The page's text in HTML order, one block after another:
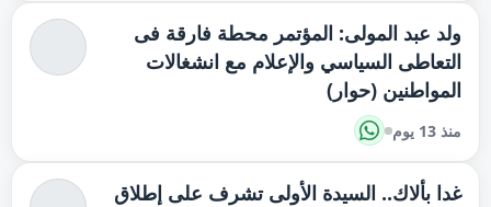
ولد عبد المولى: المؤتمر محطة فارقة فى
التعاطى السياسي والإعلام مع انشغالات
المواطنين (حوار)
منذ 13 يوم
غدا بألاك.. السيدة الأولى تشرف على إطلاق